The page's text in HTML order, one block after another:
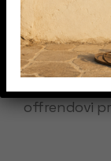
Con
proporvi e
offrendovi